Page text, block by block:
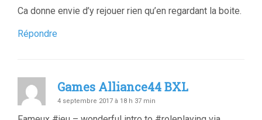
Ca donne envie d’y rejouer rien qu’en regardant la boite.
Répondre
Games Alliance44 BXL
4 septembre 2017 à 18 h 37 min